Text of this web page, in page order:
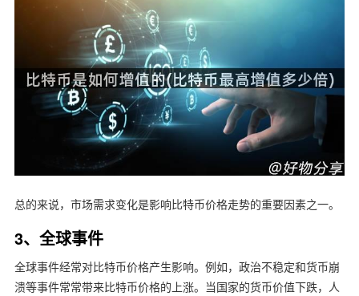
总的来说，市场需求变化是影响比特币价格走势的重要因素之一。
3、全球事件
全球事件经常对比特币价格产生影响。例如，政治不稳定和货币崩
溃等事件常常带来比特币价格的上涨。当国家的货币价值下跌，人